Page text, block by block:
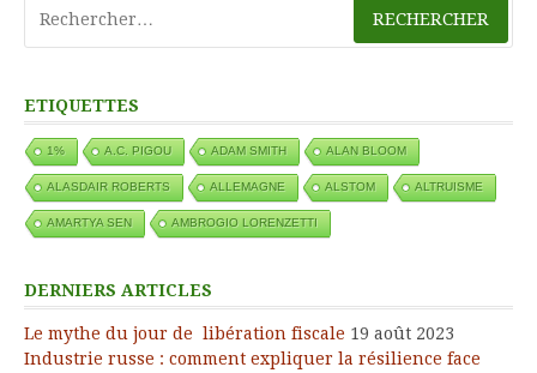
ETIQUETTES
1% A.C. PIGOU ADAM SMITH ALAN BLOOM
ALASDAIR ROBERTS ALLEMAGNE ALSTOM ALTRUISME
AMARTYA SEN AMBROGIO LORENZETTI
DERNIERS ARTICLES
Le mythe du jour de libération fiscale 19 août 2023
Industrie russe : comment expliquer la résilience face